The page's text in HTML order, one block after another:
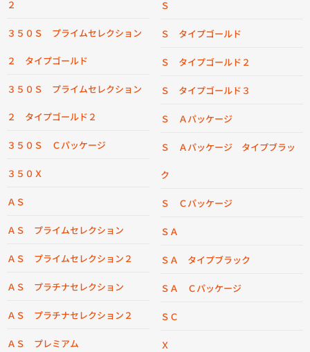
２
３５０Ｓ プライムセレクション
２ タイプゴールド
３５０Ｓ プライムセレクション
２ タイプゴールド２
３５０Ｓ Ｃパッケージ
３５０Ｘ
ＡＳ
ＡＳ プライムセレクション
ＡＳ プライムセレクション２
ＡＳ プラチナセレクション
ＡＳ プラチナセレクション２
ＡＳ プレミアム
Ｓ
Ｓ タイプゴールド
Ｓ タイプゴールド２
Ｓ タイプゴールド３
Ｓ Ａパッケージ
Ｓ Ａパッケージ タイプブラッ
ク
Ｓ Ｃパッケージ
ＳＡ
ＳＡ タイプブラック
ＳＡ Ｃパッケージ
ＳＣ
Ｘ